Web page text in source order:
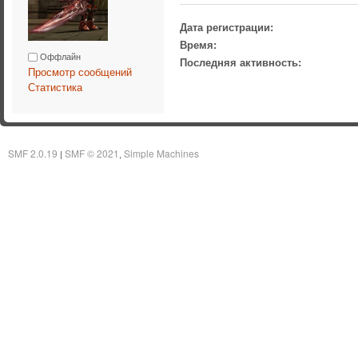
Оффлайн
Просмотр сообщений
Статистика
Дата регистрации:
Время:
Последняя активность:
SMF 2.0.19 | SMF © 2021 Simple Machines